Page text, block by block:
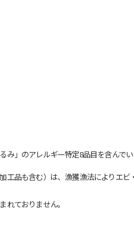
」のアレルギー特定8品目を含んでい
品も含む）は、漁獲漁法によりエ
ておりません。